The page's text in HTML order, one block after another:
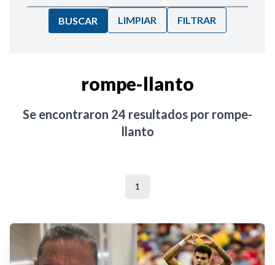
BUSCAR LIMPIAR FILTRAR
rompe-llanto
Se encontraron 24 resultados por rompe-
llanto
1